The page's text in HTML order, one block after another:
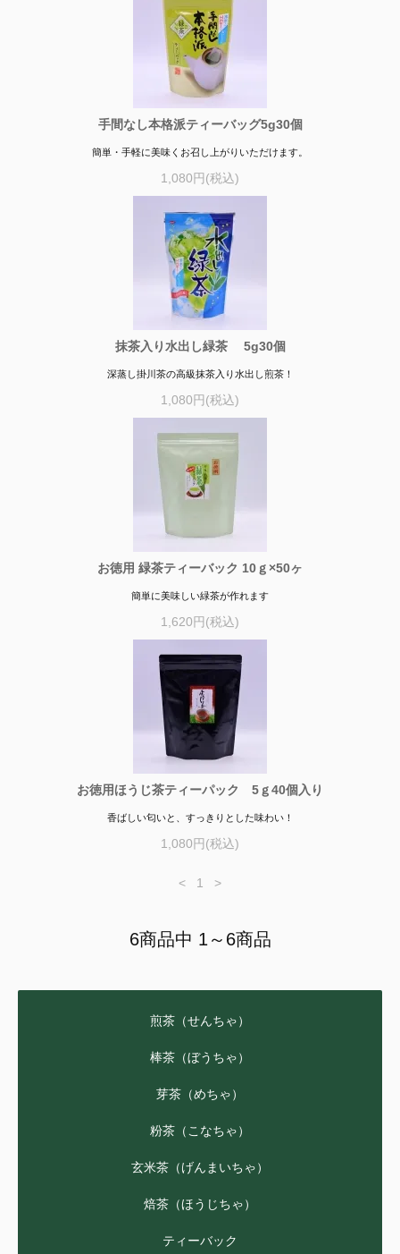
手間なし本格派ティーバッグ5g30個
簡単・手軽に美味くお召し上がりいただけます。
1,080円(税込)
抹茶入り水出し緑茶 5g30個
深蒸し掛川茶の高級抹茶入り水出し煎茶！
1,080円(税込)
お徳用 緑茶ティーバック 10ｇ×50ヶ
簡単に美味しい緑茶が作れます
1,620円(税込)
お徳用ほうじ茶ティーパック 5ｇ40個入り
香ばしい匂いと、すっきりとした味わい！
1,080円(税込)
< 1 >
6商品中 1～6商品
煎茶（せんちゃ）
棒茶（ぼうちゃ）
芽茶（めちゃ）
粉茶（こなちゃ）
玄米茶（げんまいちゃ）
焙茶（ほうじちゃ）
ティーバック